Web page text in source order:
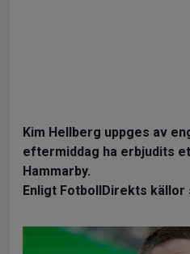
Kim Hellberg uppges av
eftermiddag ha erbjudits
Hammarby.
Enligt FotbollDirekts